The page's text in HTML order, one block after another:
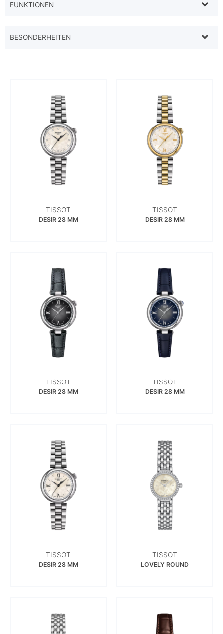
FUNKTIONEN
BESONDERHEITEN
TISSOT
DESIR 28 MM
TISSOT
DESIR 28 MM
TISSOT
DESIR 28 MM
TISSOT
DESIR 28 MM
TISSOT
DESIR 28 MM
TISSOT
LOVELY ROUND